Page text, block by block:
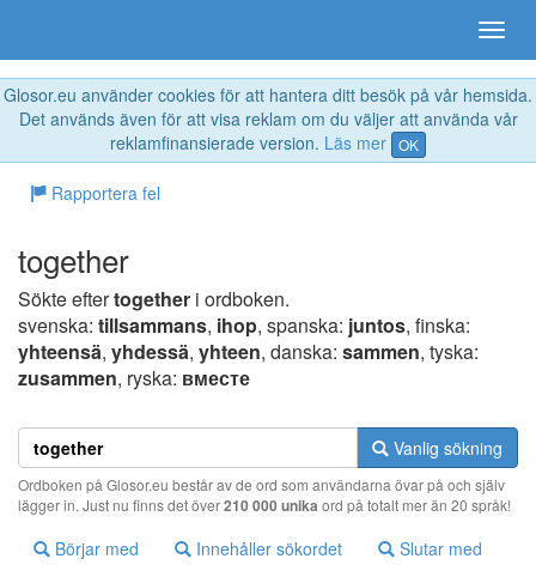
Glosor.eu använder cookies för att hantera ditt besök på vår hemsida.
Det används även för att visa reklam om du väljer att använda vår
reklamfinansierade version. Läs mer OK
Rapportera fel
together
Sökte eftertogether i ordboken.
svenska: tillsammans, ihop, spanska: juntos, finska:
yhteensä, yhdessä, yhteen, danska: sammen, tyska:
zusammen, ryska: вместе
Vanlig sökning
Ordboken på Glosor.eu består av de ord som användarna övar på och själv
lägger in. Just nu finns det över210 000 unika ord på totalt mer än 20 språk!
Börjar med Innehåller sökordet Slutar med